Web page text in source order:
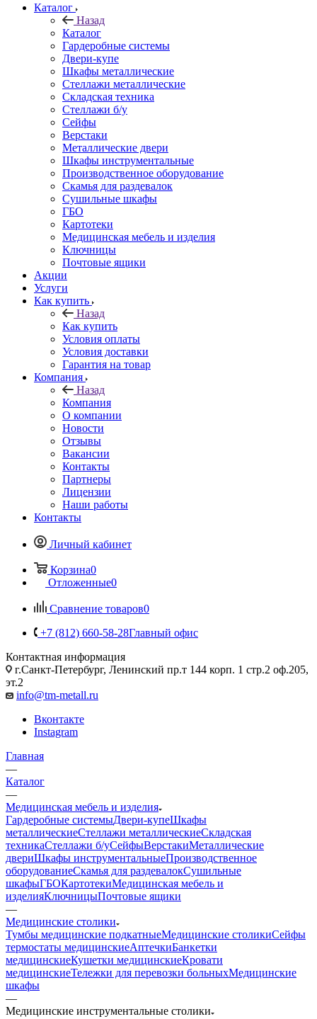
Каталог
Назад
Каталог
Гардеробные системы
Двери-купе
Шкафы металлические
Стеллажи металлические
Складская техника
Стеллажи б/у
Сейфы
Верстаки
Металлические двери
Шкафы инструментальные
Производственное оборудование
Скамья для раздевалок
Сушильные шкафы
ГБО
Картотеки
Медицинская мебель и изделия
Ключницы
Почтовые ящики
Акции
Услуги
Как купить
Назад
Как купить
Условия оплаты
Условия доставки
Гарантия на товар
Компания
Назад
Компания
О компании
Новости
Отзывы
Вакансии
Контакты
Партнеры
Лицензии
Наши работы
Контакты
Личный кабинет
Корзина0
Отложенные0
Сравнение товаров0
+7 (812) 660-58-28Главный офис
Контактная информация
г.Санкт-Петербург, Ленинский пр.т 144 корп. 1 стр.2 оф.205,
эт.2
info@tm-metall.ru
Вконтакте
Instagram
Главная
—
Каталог
—
Медицинская мебель и изделия
Гардеробные системыДвери-купеШкафы
металлическиеСтеллажи металлическиеСкладская
техникаСтеллажи б/уСейфыВерстакиМеталлические
двериШкафы инструментальныеПроизводственное
оборудованиеСкамья для раздевалокСушильные
шкафыГБОКартотекиМедицинская мебель и
изделияКлючницыПочтовые ящики
—
Медицинские столики
Тумбы медицинские подкатныеМедицинские столикиСейфы
термостаты медицинскиеАптечкиБанкетки
медицинскиеКушетки медицинскиеКровати
медицинскиеТележки для перевозки больныхМедицинские
шкафы
—
Медицинские инструментальные столики